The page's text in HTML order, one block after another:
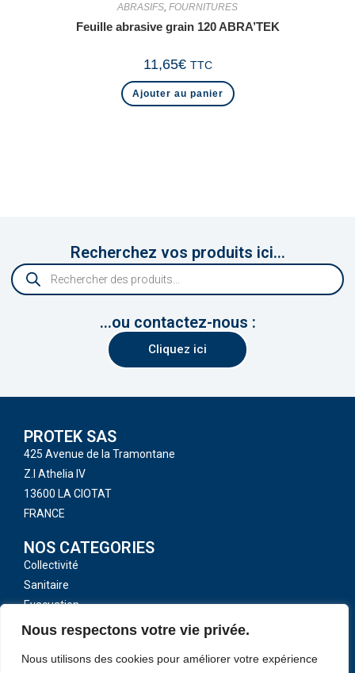
Nous respectons votre vie privée.
Nous utilisons des cookies pour améliorer votre expérience
ABRASIFS FOURNITURES
Feuille abrasive grain 120 ABRA’TEK
11,65€ TTC
Ajouter au panier
Recherchez vos produits ici...
...ou contactez-nous :
Cliquez ici
PROTEK SAS
425 Avenue de la Tramontane
Z.I Athelia IV
13600 LA CIOTAT
FRANCE
NOS CATEGORIES
Collectivité
Sanitaire
Evacuation
Toutes nos catégories
LIENS UTILES